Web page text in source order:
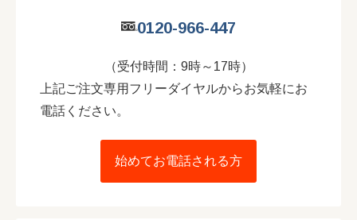
0120-966-447
（受付時間：9時～17時）
上記ご注文専用フリーダイヤルからお気軽にお
電話ください。
始めてお電話される方